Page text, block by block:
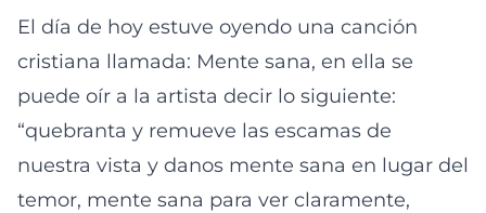
El día de hoy estuve oyendo una canción
cristiana llamada: Mente sana, en ella se
puede oír a la artista decir lo siguiente:
“quebranta y remueve las escamas de
nuestra vista y danos mente sana en lugar del
temor, mente sana para ver claramente,